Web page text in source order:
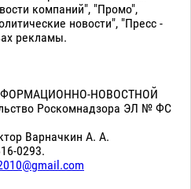
компаний", "Промо",
новости", "Пресс -
рекламы.
НОВОСТНОЙ
Роскомнадзора ЭЛ № ФС
Варначкин А. А.
0293.